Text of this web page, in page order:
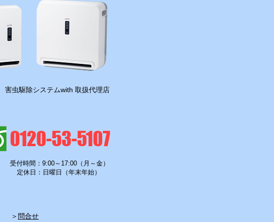
​害虫駆除システムwith 取扱代理店
0120-53-5107
受付時間：9:00～17:00（月～金）
定休日：日曜日（年末年始）
​＞ 問合せ